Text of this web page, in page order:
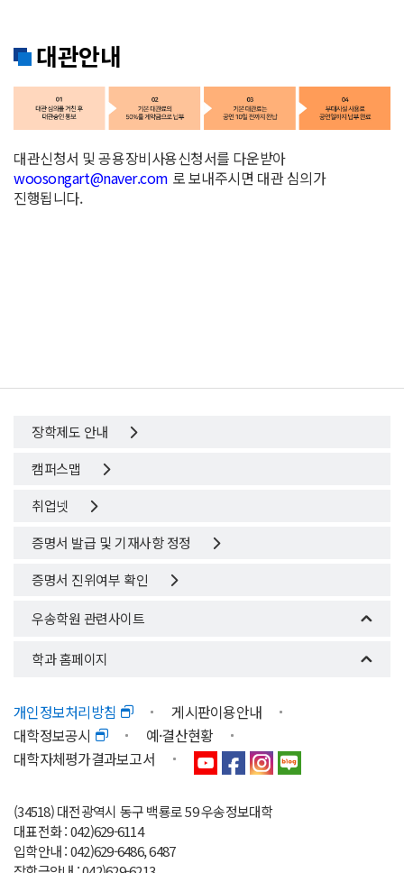
대관안내
대관신청서 및 공용장비사용신청서를 다운받아
woosongart@naver.com 로 보내주시면 대관 심의가
진행됩니다.
장학제도 안내
캠퍼스맵
취업넷
증명서 발급 및 기재사항 정정
증명서 진위여부 확인
우송학원 관련사이트
학과 홈페이지
개인정보처리방침
게시판이용안내
대학정보공시
예·결산현황
대학자체평가결과보고서
(34518) 대전광역시 동구 백룡로 59 우송정보대학
대표전화 : 042)629-6114
입학안내 : 042)629-6486, 6487